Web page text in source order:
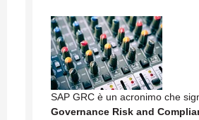
SAP GRC è un acronimo che
Governance Risk and